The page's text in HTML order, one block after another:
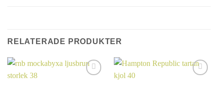
RELATERADE PRODUKTER